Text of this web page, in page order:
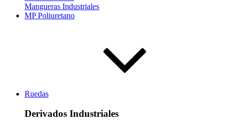
Mangueras Industriales
MP Poliuretano
Ruedas
Derivados Industriales